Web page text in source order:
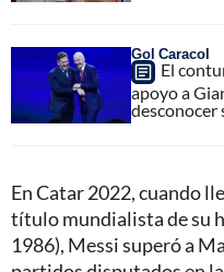
Gol Caracol
El
apoyo a
desconocer
En Catar 2022, cuando
título mundialista de su
1986), Messi superó a